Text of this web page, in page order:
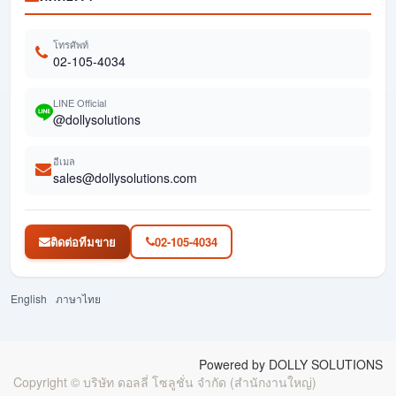
โทรศัพท์
02-105-4034
LINE Official
@dollysolutions
อีเมล
sales@dollysolutions.com
ติดต่อทีมขาย 02-105-4034
English ภาษาไทย
Powered by DOLLY SOLUTIONS
Copyright © บริษัท ดอลลี่ โซลูชั่น จำกัด (สำนักงานใหญ่)